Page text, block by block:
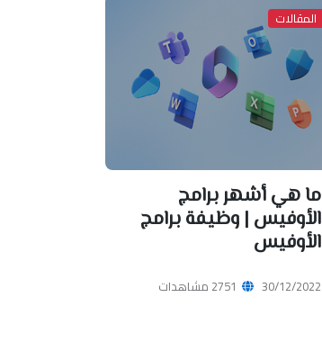
المقالات
ما هي أشهر برامج
الأوفيس | وظيفة برامج
الأوفيس
30/12/2022 2751 مشاهدات